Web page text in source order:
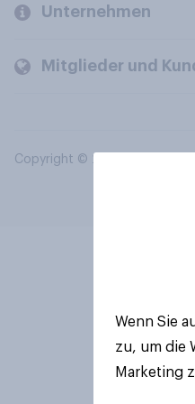
Unternehmen
Mitglieder und
Copyright © 2026 YouGov
Wenn Sie
zu, um die
Marketing